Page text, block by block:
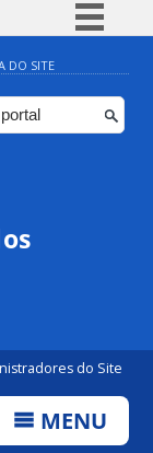
BR
DO SITE
do Site
MENU